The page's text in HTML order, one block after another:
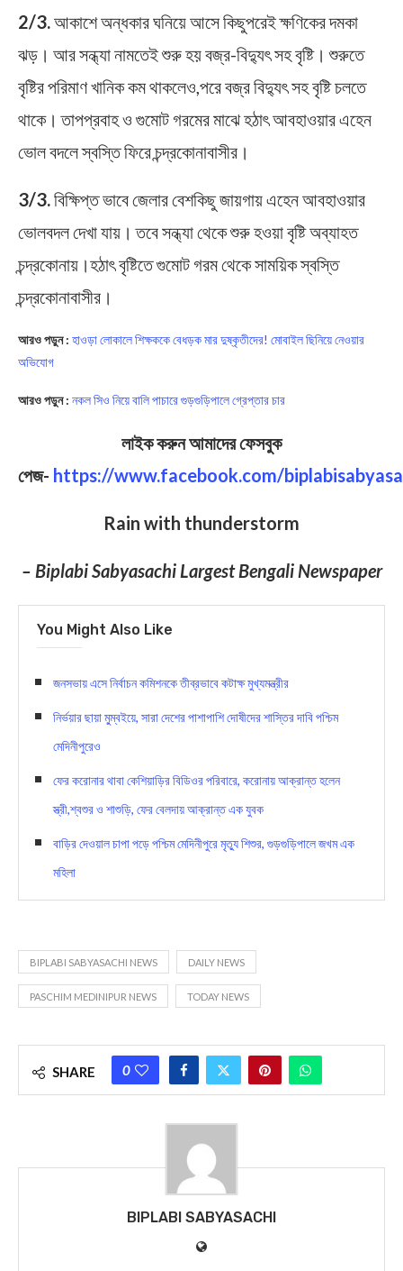
2/3.আকাশে অন্ধকার ঘনিয়ে আসে কিছুপরেই ক্ষণিকের দমকা
ঝড়। আর সন্ধ্যা নামতেই শুরু হয় বজ্র-বিদ্যুৎ সহ বৃষ্টি। শুরুতে
বৃষ্টির পরিমাণ খানিক কম থাকলেও,পরে বজ্র বিদ্যুৎ সহ বৃষ্টি চলতে
থাকে। তাপপ্রবাহ ও গুমোট গরমের মাঝে হঠাৎ আবহাওয়ার এহেন
ভোল বদলে স্বস্তি ফিরে চন্দ্রকোনাবাসীর।
3/3.বিক্ষিপ্ত ভাবে জেলার বেশকিছু জায়গায় এহেন আবহাওয়ার
ভোলবদল দেখা যায়। তবে সন্ধ্যা থেকে শুরু হওয়া বৃষ্টি অব্যাহত
চন্দ্রকোনায়।হঠাৎ বৃষ্টিতে গুমোট গরম থেকে সাময়িক স্বস্তি
চন্দ্রকোনাবাসীর।
আরও পড়ুন : হাওড়া লোকালে শিক্ষককে বেধড়ক মার দুষ্কৃতীদের! মোবাইল ছিনিয়ে নেওয়ার
অভিযোগ
আরও পড়ুন : নকল সিও নিয়ে বালি পাচারে গুড়গুড়িপালে গ্রেপ্তার চার
লাইক করুন আমাদের ফেসবুক
পেজ- https://www.facebook.com/
Rain with thunderstorm
– Biplabi Sabyasachi Largest Bengali Newspaper
You Might Also Like
জনসভায় এসে নির্বাচন কমিশনকে তীব্রভাবে কটাক্ষ মুখ্যমন্ত্রীর
নির্ভয়ার ছায়া মু্ম্বইয়ে, সারা দেশের পাশাপাশি দোষীদের শাস্তির দাবি পশ্চিম
মেদিনীপুরেও
ফের করোনার থাবা কেশিয়াড়ির বিডিওর পরিবারে, করোনায় আক্রান্ত হলেন
স্ত্রী,শ্বশুর ও শাশুড়ি, ফের বেলদায় আক্রান্ত এক যুবক
বাড়ির দেওয়াল চাপা পড়ে পশ্চিম মেদিনীপুরে মৃত্যু শিশুর, গুড়গুড়িপালে জখম এক
মহিলা
BIPLABI SABYASACHI NEWS DAILY NEWS
PASCHIM MEDINIPUR NEWS TODAY NEWS
SHARE 0
BIPLABI SABYASACHI